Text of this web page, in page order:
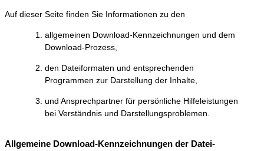
Auf dieser Seite finden Sie Informationen zu den
allgemeinen Download-Kennzeichnungen und dem
Download-Prozess,
den Dateiformaten und entsprechenden
Programmen zur Darstellung der Inhalte,
und Ansprechpartner für persönliche Hilfeleistungen
bei Verständnis und Darstellungsproblemen.
Allgemeine Download-Kennzeichnungen der Datei-